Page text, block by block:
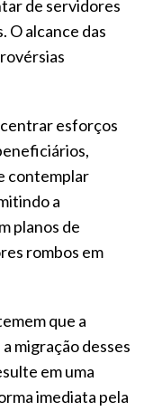
de servidores
O alcance das
esforços
contemplar
a
planos de
rombos em
que a
migração desses
em uma
imediata pela